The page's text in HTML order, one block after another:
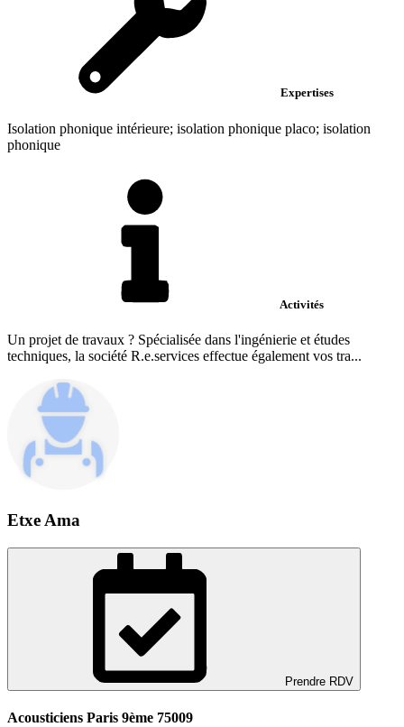
Expertises
Isolation phonique intérieure; isolation phonique placo; isolation
phonique
Activités
Un projet de travaux ? Spécialisée dans l'ingénierie et études
techniques, la société R.e.services effectue également vos tra...
Etxe Ama
Prendre RDV
Acousticiens Paris 9ème 75009